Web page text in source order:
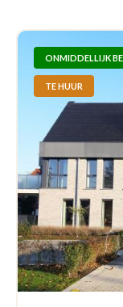
ONMIDDELLIJK
TE HUUR